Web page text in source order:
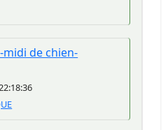
midi de chien-